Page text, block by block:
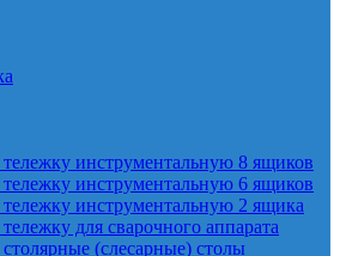
инструментальную 8 ящиков
инструментальную 6 ящиков
инструментальную 2 ящика
для сварочного аппарата
(слесарные) столы